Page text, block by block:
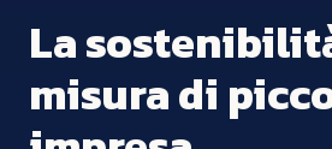
La
misura di